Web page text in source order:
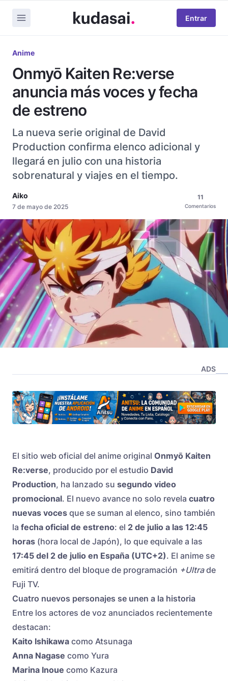
Entrar
Anime
Onmyō Kaiten Re:verse
anuncia más voces y fecha
de estreno
La nueva serie original de David
Production confirma elenco adicional y
llegará en julio con una historia
sobrenatural y viajes en el tiempo.
Aiko
7 de mayo de 2025
11
Comentarios
ADS
El sitio web oficial del anime original Onmyō Kaiten
Re:verse, producido por el estudio David
Production, ha lanzado su segundo video
promocional. El nuevo avance no solo revela cuatro
nuevas voces que se suman al elenco, sino también
la fecha oficial de estreno: el 2 de julio a las 12:45
horas (hora local de Japón), lo que equivale a las
17:45 del 2 de julio en España (UTC+2). El anime se
emitirá dentro del bloque de programación +Ultrade
Fuji TV.
Cuatro nuevos personajes se unen a la historia
Entre los actores de voz anunciados recientemente
destacan:
Kaito Ishikawa como Atsunaga
Anna Nagase como Yura
Marina Inoue como Kazura